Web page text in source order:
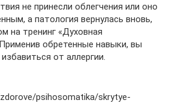
не принесли облегчения или оно
а патология вернулась вновь,
на тренинг «Духовная
обретенные навыки, вы
от аллергии.
psihosomatika/skrytye-